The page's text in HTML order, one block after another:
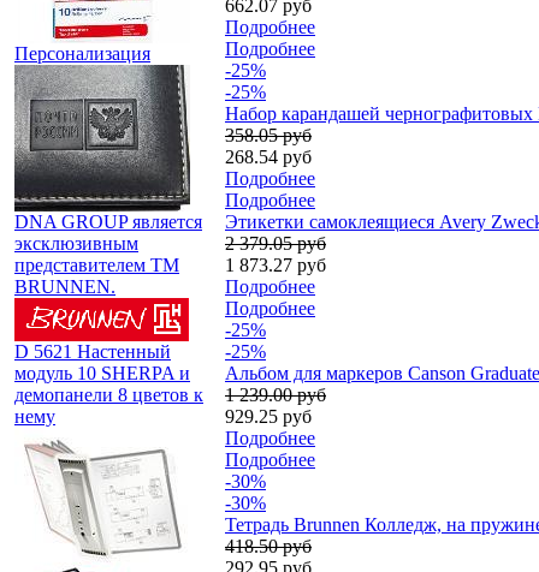
Персонализация
DNA GROUP является
эксклюзивным
представителем TM
BRUNNEN.
D 5621 Настенный
модуль 10 SHERPA и
демопанели 8 цветов к
нему
662.07 руб
Подробнее
Подробнее
-25%
-25%
Набор карандашей
358.05 руб
268.54 руб
Подробнее
Подробнее
Этикетки самоклеящиеся Avery
2 379.05 руб
1 873.27 руб
Подробнее
Подробнее
-25%
-25%
Альбом для маркеров Canson
1 239.00 руб
929.25 руб
Подробнее
Подробнее
-30%
-30%
Тетрадь Brunnen Колледж, на
418.50 руб